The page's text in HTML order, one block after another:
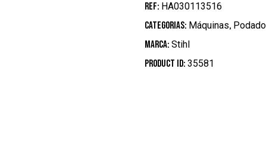
REF: HA030113516
Categorias: Máquinas,
Marca: Stihl
Product ID: 35581